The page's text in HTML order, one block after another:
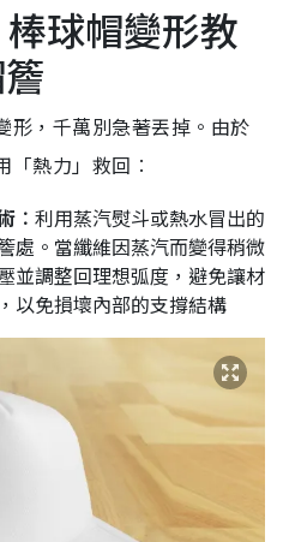
球帽變形教
形，千萬別急著丟掉。由於
熱力」救回︰
︰ 利用蒸汽熨斗或熱水冒出的
處。當纖維因蒸汽而變得稍微
並調整回理想弧度，避免讓材
以免損壞內部的支撐結構